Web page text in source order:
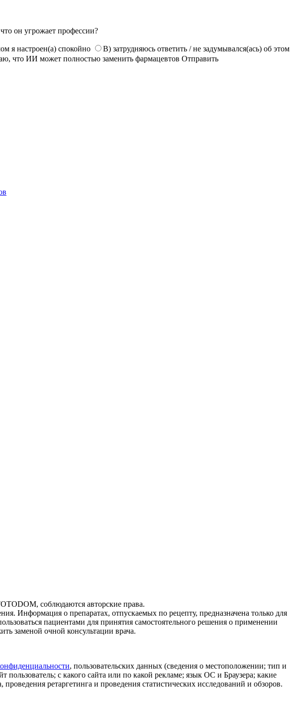
он угрожает профессии?
я настроен(а) спокойно
В) затрудняюсь ответить / не задумывался(ась) об этом
что ИИ может полностью заменить фармацевтов Отправить
соблюдаются авторские права.
Информация о препаратах, отпускаемых по рецепту, предназначена только для
пациентами для принятия самостоятельного решения о применении
заменой очной консультации врача.
, пользовательских данных (сведения о местоположении; тип и
с какого сайта или по какой рекламе; язык ОС и Браузера; какие
ретаргетинга и проведения статистических исследований и обзоров.